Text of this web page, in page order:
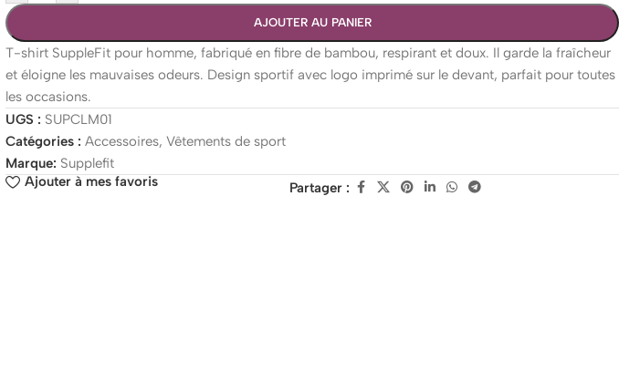
AJOUTER AU PANIER
T-shirt SuppleFit pour homme, fabriqué en fibre de bambou, respirant et doux. Il garde la fraîcheur
et éloigne les mauvaises odeurs. Design sportif avec logo imprimé sur le devant, parfait pour toutes
les occasions.
UGS : SUPCLM01
Catégories : Accessoires, Vêtements de sport
Marque: Supplefit
Ajouter à mes favoris
Partager :